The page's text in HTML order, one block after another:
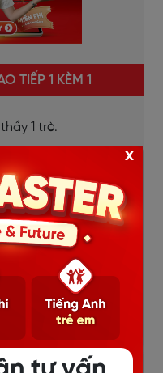
TIẾP 1 KÈM 1
1 trò.
thời, bù đắp lỗ hổng
cho từng học viên.
ngành việc của
linh hoạt.
x